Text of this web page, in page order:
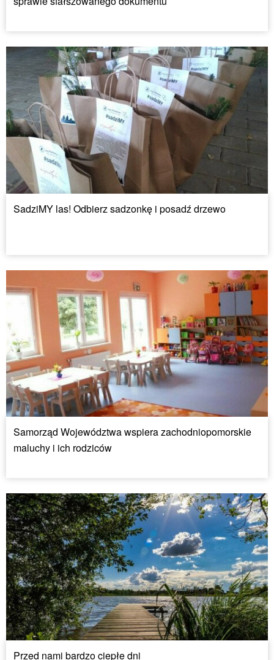
SadziMY las! Odbierz sadzonkę i posadź drzewo
Samorząd Województwa wspiera zachodniopomorskie
maluchy i ich rodziców
Przed nami bardzo ciepłe dni